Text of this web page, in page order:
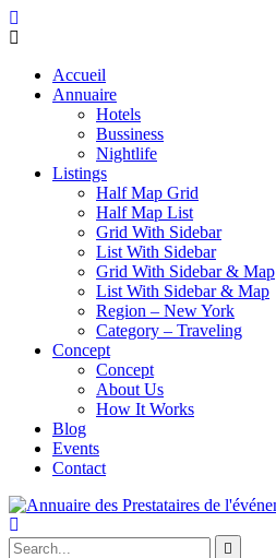
Accueil
Annuaire
Hotels
Bussiness
Nightlife
Listings
Half Map Grid
Half Map List
Grid With Sidebar
List With Sidebar
Grid With Sidebar & Map
List With Sidebar & Map
Region – New York
Category – Traveling
Concept
Concept
About Us
How It Works
Blog
Events
Contact